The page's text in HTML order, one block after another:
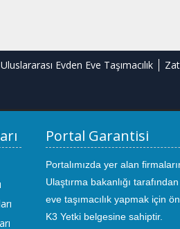
Uluslararası Evden Eve Taşımacılık
Portal Garantisi
Portalımızda yer alan
Ulaştırma bakanlığı
eve taşımacılık yapmak için
K3 Yetki belgesine sahiptir.